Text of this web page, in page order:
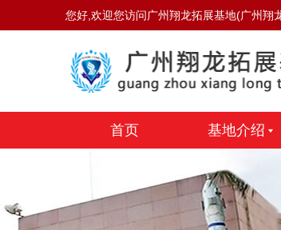
您好,欢迎您访问广州翔龙拓展基地(广州翔
首页 基地介绍